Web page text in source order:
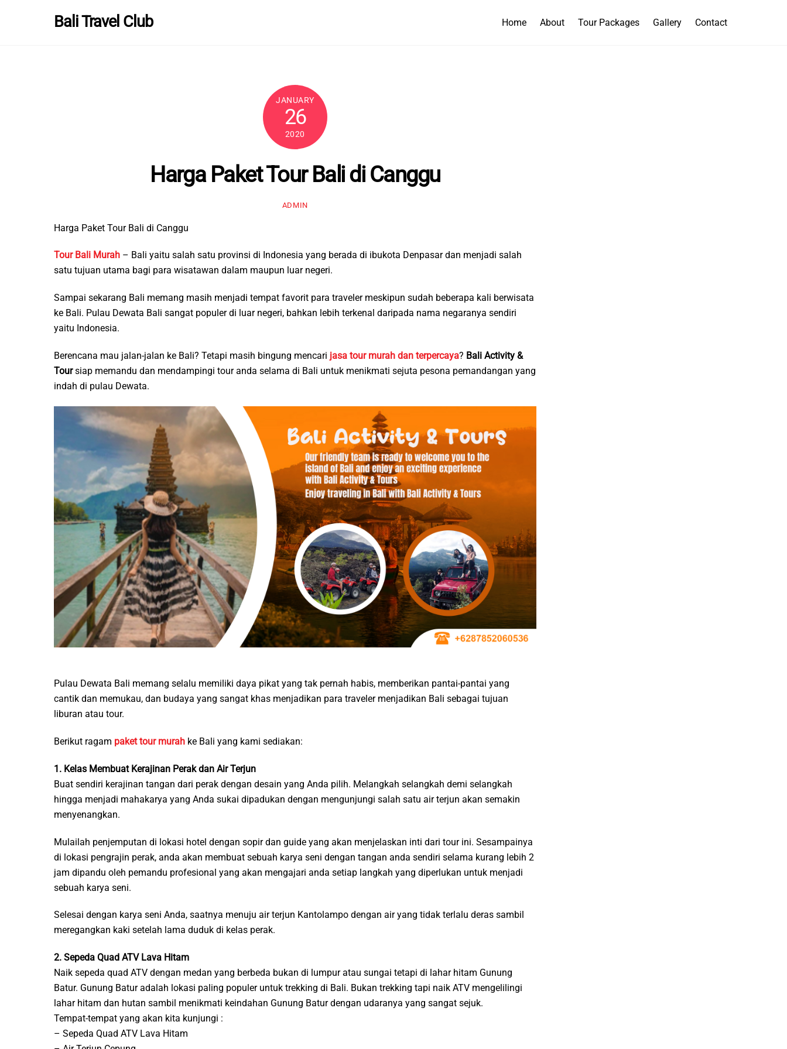
Bali Travel Club Home About Tour Packages Gallery Contact
JANUARY
26
2020
Harga Paket Tour Bali di Canggu
ADMIN
Harga Paket Tour Bali di Canggu
Tour Bali Murah – Bali yaitu salah satu provinsi di Indonesia yang berada di ibukota Denpasar dan menjadi salah
satu tujuan utama bagi para wisatawan dalam maupun luar negeri.
Sampai sekarang Bali memang masih menjadi tempat favorit para traveler meskipun sudah beberapa kali berwisata
ke Bali. Pulau Dewata Bali sangat populer di luar negeri, bahkan lebih terkenal daripada nama negaranya sendiri
yaitu Indonesia.
Berencana mau jalan-jalan ke Bali? Tetapi masih bingung mencari jasa tour murah dan terpercaya? Bali Activity &
Toursiap memandu dan mendampingi tour anda selama di Bali untuk menikmati sejuta pesona pemandangan yang
indah di pulau Dewata.
Pulau Dewata Bali memang selalu memiliki daya pikat yang tak pernah habis, memberikan pantai-pantai yang
cantik dan memukau, dan budaya yang sangat khas menjadikan para traveler menjadikan Bali sebagai tujuan
liburan atau tour.
Berikut ragam paket tour murah ke Bali yang kami sediakan:
1. Kelas Membuat Kerajinan Perak dan Air Terjun
Buat sendiri kerajinan tangan dari perak dengan desain yang Anda pilih. Melangkah selangkah demi selangkah
hingga menjadi mahakarya yang Anda sukai dipadukan dengan mengunjungi salah satu air terjun akan semakin
menyenangkan.
Mulailah penjemputan di lokasi hotel dengan sopir dan guide yang akan menjelaskan inti dari tour ini. Sesampainya
di lokasi pengrajin perak, anda akan membuat sebuah karya seni dengan tangan anda sendiri selama kurang lebih 2
jam dipandu oleh pemandu profesional yang akan mengajari anda setiap langkah yang diperlukan untuk menjadi
sebuah karya seni.
Selesai dengan karya seni Anda, saatnya menuju air terjun Kantolampo dengan air yang tidak terlalu deras sambil
meregangkan kaki setelah lama duduk di kelas perak.
2. Sepeda Quad ATV Lava Hitam
Naik sepeda quad ATV dengan medan yang berbeda bukan di lumpur atau sungai tetapi di lahar hitam Gunung
Batur. Gunung Batur adalah lokasi paling populer untuk trekking di Bali. Bukan trekking tapi naik ATV mengelilingi
lahar hitam dan hutan sambil menikmati keindahan Gunung Batur dengan udaranya yang sangat sejuk.
Tempat-tempat yang akan kita kunjungi :
– Sepeda Quad ATV Lava Hitam